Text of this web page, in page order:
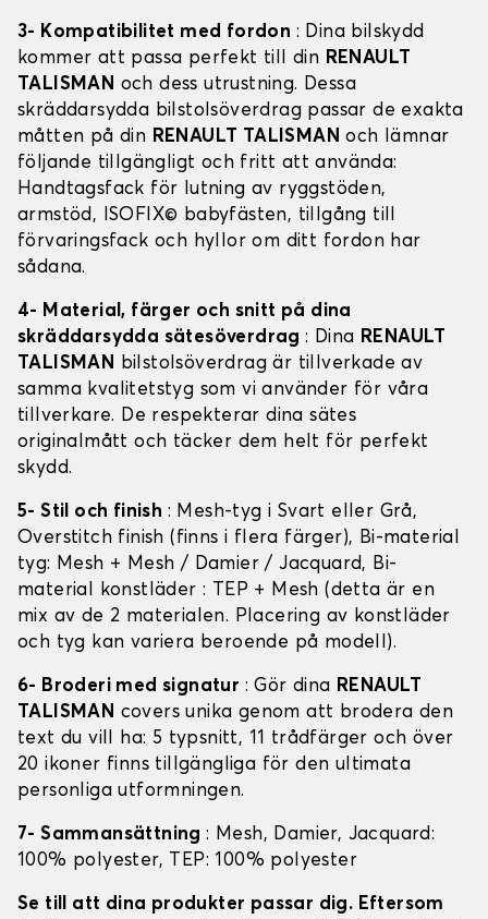
3- Kompatibilitet med fordon : Dina bilskydd
kommer att passa perfekt till din RENAULT
TALISMAN och dess utrustning. Dessa
skräddarsydda bilstolsöverdrag passar de exakta
måtten på din RENAULT TALISMAN och lämnar
följande tillgängligt och fritt att använda:
Handtagsfack för lutning av ryggstöden,
armstöd, ISOFIX© babyfästen, tillgång till
förvaringsfack och hyllor om ditt fordon har
sådana.
4- Material, färger och snitt på dina
skräddarsydda sätesöverdrag: Dina RENAULT
TALISMAN bilstolsöverdrag är tillverkade av
samma kvalitetstyg som vi använder för våra
tillverkare. De respekterar dina sätes
originalmått och täcker dem helt för perfekt
skydd.
5- Stil och finish : Mesh-tyg i Svart eller Grå,
Overstitch finish (finns i flera färger), Bi-material
tyg: Mesh + Mesh / Damier / Jacquard, Bi-
material konstläder : TEP + Mesh (detta är en
mix av de 2 materialen. Placering av konstläder
och tyg kan variera beroende på modell).
6- Broderi med signatur : Gör dina RENAULT
TALISMAN covers unika genom att brodera den
text du vill ha: 5 typsnitt, 11 trådfärger och över
20 ikoner finns tillgängliga för den ultimata
personliga utformningen.
7- Sammansättning: Mesh, Damier, Jacquard:
100% polyester, TEP: 100% polyester
Se till att dina produkter passar dig. Eftersom